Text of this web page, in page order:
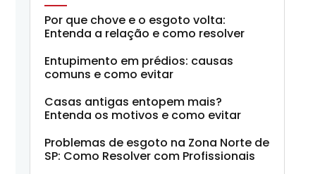
Por que chove e o esgoto volta:
Entenda a relação e como resolver
Entupimento em prédios: causas
comuns e como evitar
Casas antigas entopem mais?
Entenda os motivos e como evitar
Problemas de esgoto na Zona Norte de
SP: Como Resolver com Profissionais